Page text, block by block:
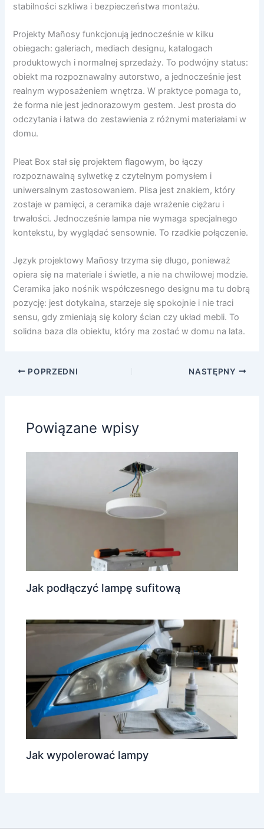
stabilności szkliwa i bezpieczeństwa montażu.
Projekty Mañosy funkcjonują jednocześnie w kilku
obiegach: galeriach, mediach designu, katalogach
produktowych i normalnej sprzedaży. To podwójny status:
obiekt ma rozpoznawalny autorstwo, a jednocześnie jest
realnym wyposażeniem wnętrza. W praktyce pomaga to,
że forma nie jest jednorazowym gestem. Jest prosta do
odczytania i łatwa do zestawienia z różnymi materiałami w
domu.
Pleat Box stał się projektem flagowym, bo łączy
rozpoznawalną sylwetkę z czytelnym pomysłem i
uniwersalnym zastosowaniem. Plisa jest znakiem, który
zostaje w pamięci, a ceramika daje wrażenie ciężaru i
trwałości. Jednocześnie lampa nie wymaga specjalnego
kontekstu, by wyglądać sensownie. To rzadkie połączenie.
Język projektowy Mañosy trzyma się długo, ponieważ
opiera się na materiale i świetle, a nie na chwilowej modzie.
Ceramika jako nośnik współczesnego designu ma tu dobrą
pozycję: jest dotykalna, starzeje się spokojnie i nie traci
sensu, gdy zmieniają się kolory ścian czy układ mebli. To
solidna baza dla obiektu, który ma zostać w domu na lata.
POPRZEDNI NASTĘPNY
Powiązane wpisy
Jak podłączyć lampę sufitową
Jak wypolerować lampy